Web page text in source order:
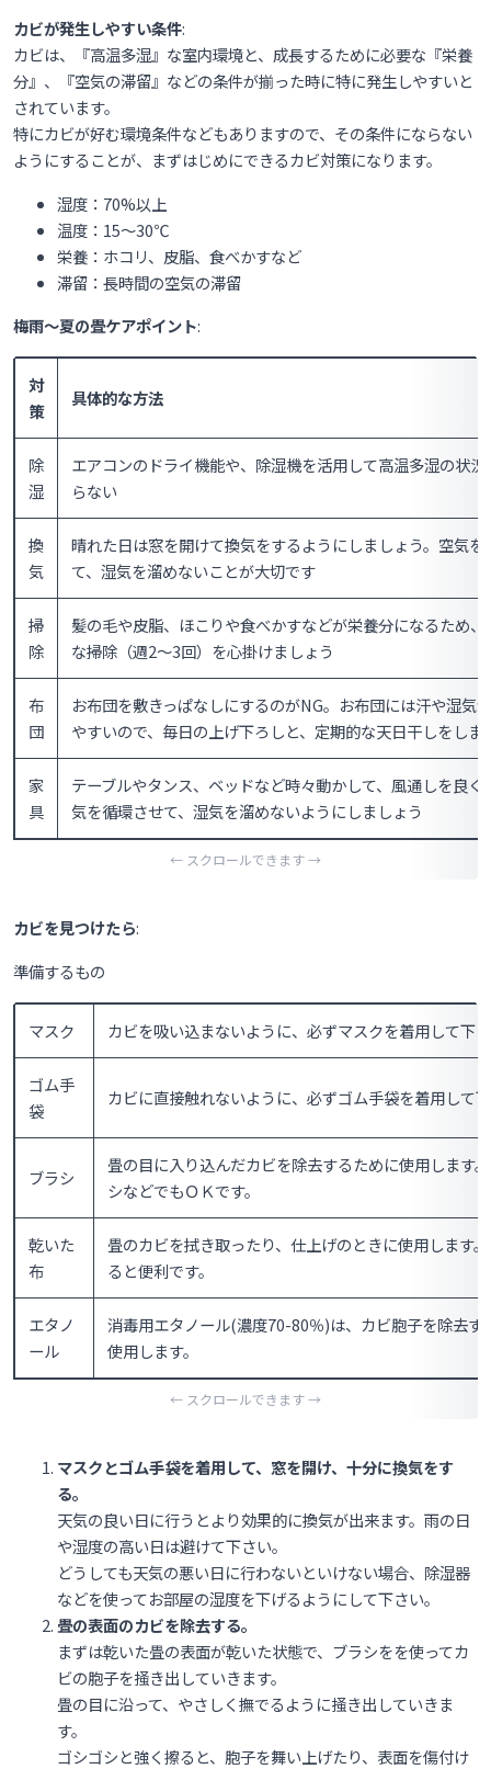
カビが発生しやすい条件:
カビは、『高温多湿』な室内環境と、成長するために必要な『栄養
分』、『空気の滞留』などの条件が揃った時に特に発生しやすいと
されています。
特にカビが好む環境条件などもありますので、その条件にならない
ようにすることが、まずはじめにできるカビ対策になります。
湿度：70%以上
温度：15〜30℃
栄養：ホコリ、皮脂、食べかすなど
滞留：長時間の空気の滞留
梅雨〜夏の畳ケアポイント:
対
策
具体的な方法
除
湿
エアコンのドライ機能や、除湿機を活用して高温多湿の状況
らない
換
気
晴れた日は窓を開けて換気をするようにしましょう。空気を
て、湿気を溜めないことが大切です
掃
除
髪の毛や皮脂、ほこりや食べかすなどが栄養分になるため、
な掃除（週2〜3回）を心掛けましょう
布
団
お布団を敷きっぱなしにするのがNG。お布団には汗や湿気
やすいので、毎日の上げ下ろしと、定期的な天日干しをしま
家
具
テーブルやタンス、ベッドなど時々動かして、風通しを良く
気を循環させて、湿気を溜めないようにしましょう
カビを見つけたら:
準備するもの
マスク カビを吸い込まないように、必ずマスクを着用して下
ゴム手
袋
カビに直接触れないように、必ずゴム手袋を着用して
ブラシ
畳の目に入り込んだカビを除去するために使用します
シなどでもＯＫです。
乾いた
布
畳のカビを拭き取ったり、仕上げのときに使用します
ると便利です。
エタノ
ール
消毒用エタノール(濃度70-80％)は、カビ胞子を除去す
使用します。
マスクとゴム手袋を着用して、窓を開け、十分に換気をす
る。
天気の良い日に行うとより効果的に換気が出来ます。雨の日
や湿度の高い日は避けて下さい。
どうしても天気の悪い日に行わないといけない場合、除湿器
などを使ってお部屋の湿度を下げるようにして下さい。
畳の表面のカビを除去する。
まずは乾いた畳の表面が乾いた状態で、ブラシをを使ってカ
ビの胞子を掻き出していきます。
畳の目に沿って、やさしく撫でるように掻き出していきま
す。
ゴシゴシと強く擦ると、胞子を舞い上げたり、表面を傷付け